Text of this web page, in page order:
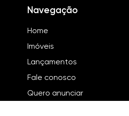
Navegação
Home
Imóveis
Lançamentos
Fale conosco
Quero anunciar